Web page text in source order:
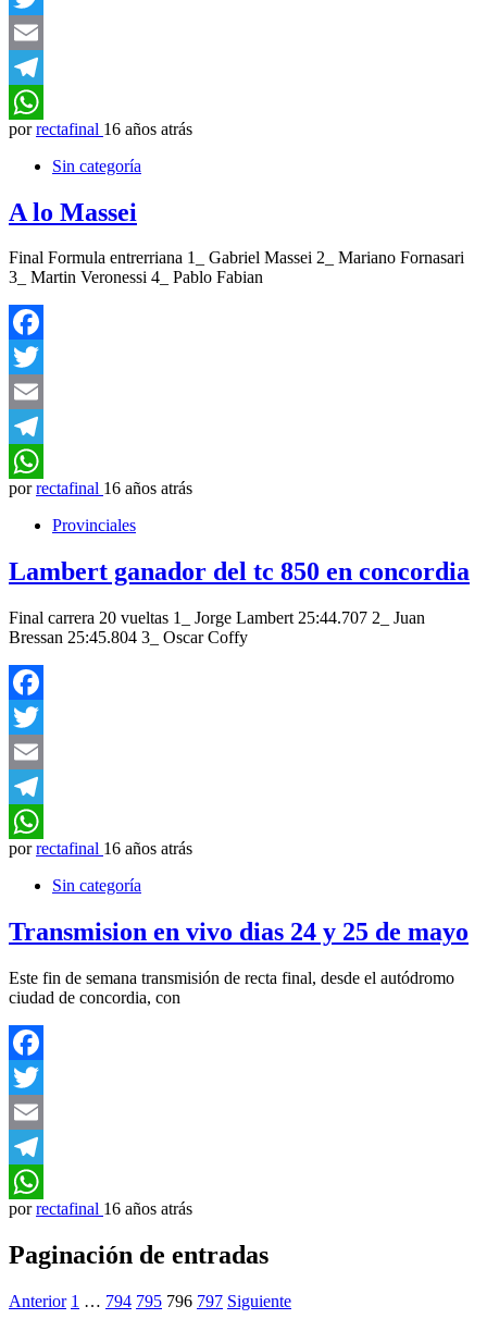
Twitter
Email
Telegram
WhatsApp
por rectafinal 16 años atrás
Sin categoría
A lo Massei
Final Formula entrerriana 1_ Gabriel Massei 2_ Mariano Fornasari
3_ Martin Veronessi 4_ Pablo Fabian
Facebook
Twitter
Email
Telegram
WhatsApp
por rectafinal 16 años atrás
Provinciales
Lambert ganador del tc 850 en concordia
Final carrera 20 vueltas 1_ Jorge Lambert 25:44.707 2_ Juan
Bressan 25:45.804 3_ Oscar Coffy
Facebook
Twitter
Email
Telegram
WhatsApp
por rectafinal 16 años atrás
Sin categoría
Transmision en vivo dias 24 y 25 de mayo
Este fin de semana transmisión de recta final, desde el autódromo
ciudad de concordia, con
Facebook
Twitter
Email
Telegram
WhatsApp
por rectafinal 16 años atrás
Paginación de entradas
Anterior 1 … 794 795 796 797 Siguiente